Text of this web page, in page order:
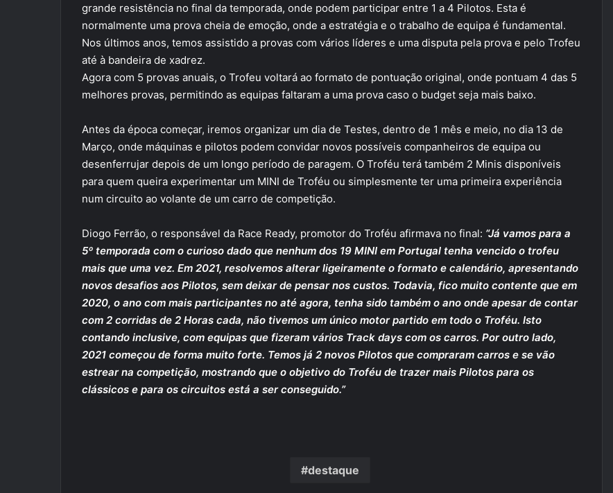
grande resistência no final da temporada, onde podem participar entre 1 a 4 Pilotos. Esta é
normalmente uma prova cheia de emoção, onde a estratégia e o trabalho de equipa é fundamental.
Nos últimos anos, temos assistido a provas com vários líderes e uma disputa pela prova e pelo Trofeu
até à bandeira de xadrez.
Agora com 5 provas anuais, o Trofeu voltará ao formato de pontuação original, onde pontuam 4 das 5
melhores provas, permitindo as equipas faltaram a uma prova caso o budget seja mais baixo.
Antes da época começar, iremos organizar um dia de Testes, dentro de 1 mês e meio, no dia 13 de
Março, onde máquinas e pilotos podem convidar novos possíveis companheiros de equipa ou
desenferrujar depois de um longo período de paragem. O Troféu terá também 2 Minis disponíveis
para quem queira experimentar um MINI de Troféu ou simplesmente ter uma primeira experiência
num circuito ao volante de um carro de competição.
Diogo Ferrão, o responsável da Race Ready, promotor do Troféu afirmava no final: “Já vamos para a
5º temporada com o curioso dado que nenhum dos 19 MINI em Portugal tenha vencido o trofeu
mais que uma vez. Em 2021, resolvemos alterar ligeiramente o formato e calendário, apresentando
novos desafios aos Pilotos, sem deixar de pensar nos custos. Todavia, fico muito contente que em
2020, o ano com mais participantes no até agora, tenha sido também o ano onde apesar de contar
com 2 corridas de 2 Horas cada, não tivemos um único motor partido em todo o Troféu. Isto
contando inclusive, com equipas que fizeram vários Track days com os carros. Por outro lado,
2021 começou de forma muito forte. Temos já 2 novos Pilotos que compraram carros e se vão
estrear na competição, mostrando que o objetivo do Troféu de trazer mais Pilotos para os
clássicos e para os circuitos está a ser conseguido.”
destaque